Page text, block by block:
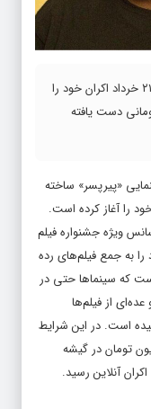
فیلم سینمایی «پیرپسر» از امروز چهارشنبه ۲۱ خرداد اکران خود را
به فروش ۱ میلیارد تومانی دست یافته
«پیرپسر» ساخته
سراسری خود را آغاز کرده است.
ویژه جشنواره فیلم
به جمع فیلم‌های رده‌
که سینماها حتی در
از فیلم‌ها
تومان رسیده است. در این شرایط
«بازی را بکش» که در کل ۲۵۰ میلیون تومان در گیشه
آنلاین رسید.